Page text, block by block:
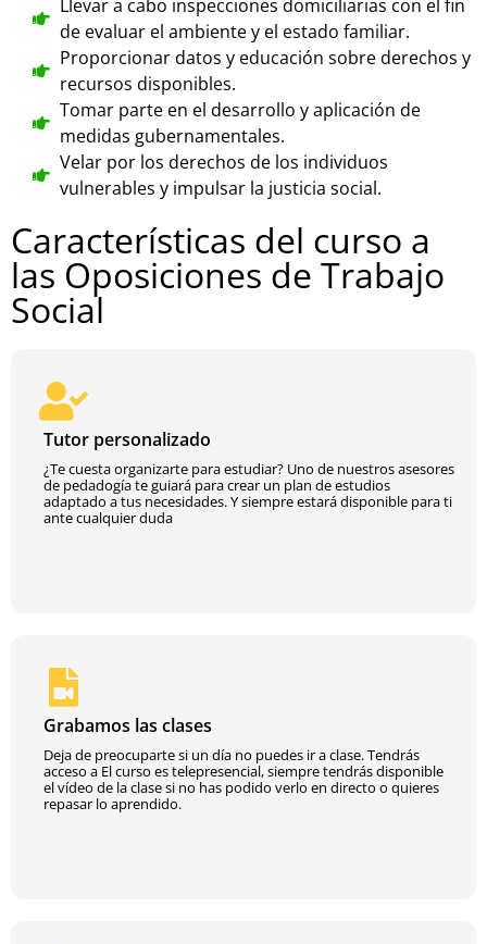
Llevar a cabo inspecciones domiciliarias con el fin
de evaluar el ambiente y el estado familiar.
Proporcionar datos y educación sobre derechos y
recursos disponibles.
Tomar parte en el desarrollo y aplicación de
medidas gubernamentales.
Velar por los derechos de los individuos
vulnerables y impulsar la justicia social.
Características del curso a
las Oposiciones de Trabajo
Social
Tutor personalizado
¿Te cuesta organizarte para estudiar? Uno de nuestros asesores
de pedadogía te guiará para crear un plan de estudios
adaptado a tus necesidades. Y siempre estará disponible para ti
ante cualquier duda
Grabamos las clases
Deja de preocuparte si un día no puedes ir a clase. Tendrás
acceso a El curso es telepresencial, siempre tendrás disponible
el vídeo de la clase si no has podido verlo en directo o quieres
repasar lo aprendido.